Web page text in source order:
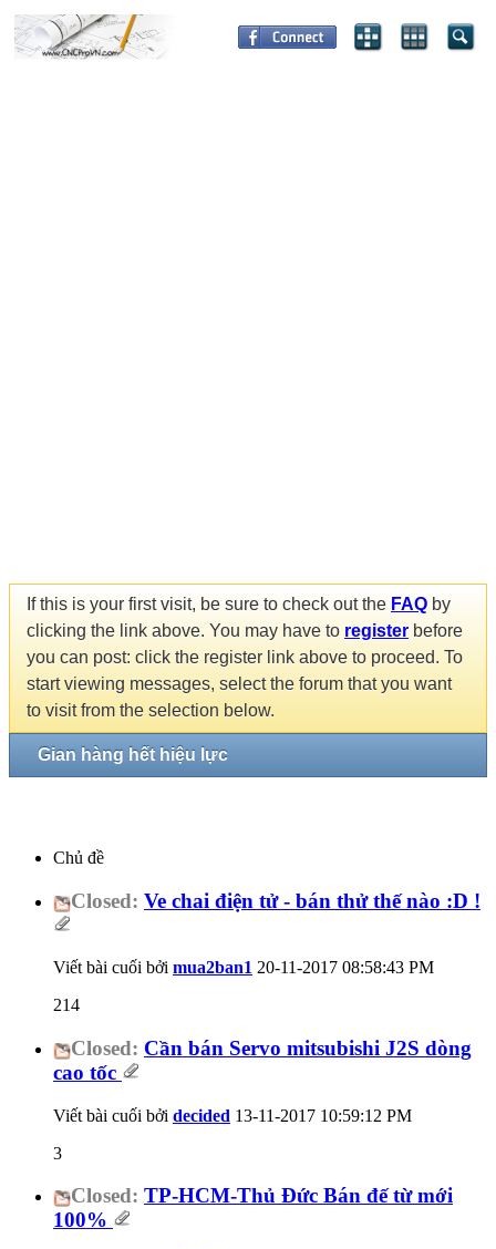
If this is your first visit, be sure to check out the FAQ by
clicking the link above. You may have to register before
you can post: click the register link above to proceed. To
start viewing messages, select the forum that you want
to visit from the selection below.
Gian hàng hết hiệu lực
Chủ đề
Closed: Ve chai điện tử - bán thử thế nào :D !
Viết bài cuối bởi mua2ban1 20-11-2017 08:58:43 PM
214
Closed: Cần bán Servo mitsubishi J2S dòng
cao tốc
Viết bài cuối bởi decided 13-11-2017 10:59:12 PM
3
Closed: TP-HCM-Thủ Đức Bán đế từ mới
100%